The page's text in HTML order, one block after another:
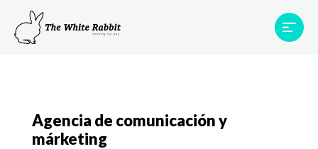
Proyectos
Testimonios
Agencia de comunicación y
márketing